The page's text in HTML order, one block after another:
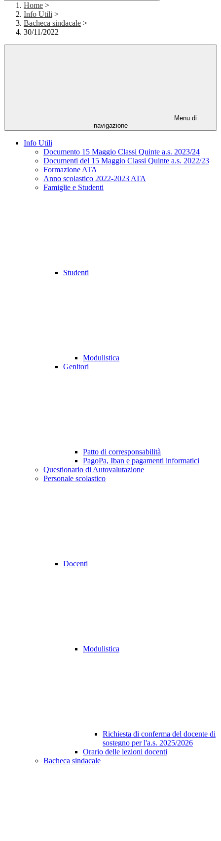
Home >
Info Utili >
Bacheca sindacale >
30/11/2022
Menu di
navigazione
Info Utili
Documento 15 Maggio Classi Quinte a.s. 2023/24
Documenti del 15 Maggio Classi Quinte a.s. 2022/23
Formazione ATA
Anno scolastico 2022-2023 ATA
Famiglie e Studenti
Studenti
Modulistica
Genitori
Patto di corresponsabilità
PagoPa, Iban e pagamenti informatici
Questionario di Autovalutazione
Personale scolastico
Docenti
Modulistica
Richiesta di conferma del docente di
sostegno per l'a.s. 2025/2026
Orario delle lezioni docenti
Bacheca sindacale